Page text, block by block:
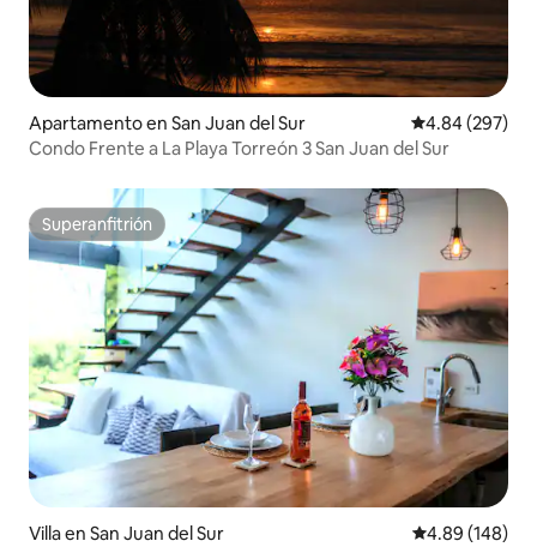
Apartamento en San Juan del Sur Calificación
4.84 (297)
Condo Frente a La Playa Torreón 3 San Juan del Sur
Superanfitrión
Superanfitrión
Villa en San Juan del Sur Calificación
4.89 (148)